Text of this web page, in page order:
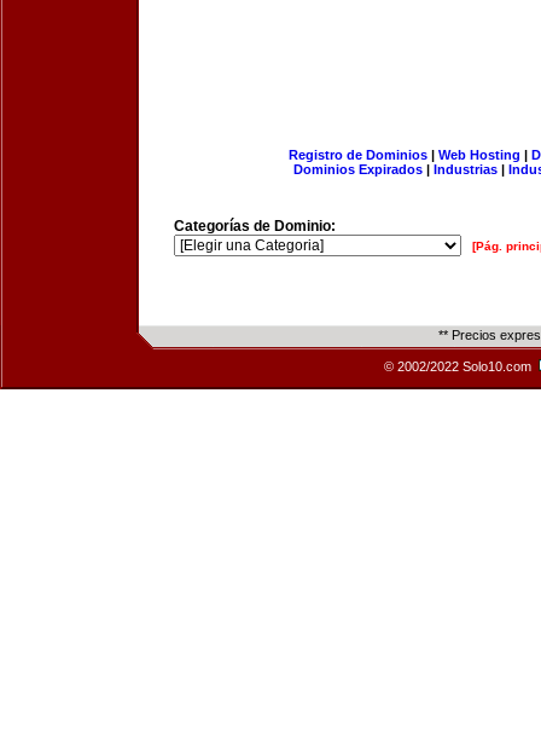
Registro de Dominios| Web Hosting |
Dominios Expirados | Industrias |
Categorías de Dominio:
[Pág.
** Precios
© 2002/2022 Solo10.com